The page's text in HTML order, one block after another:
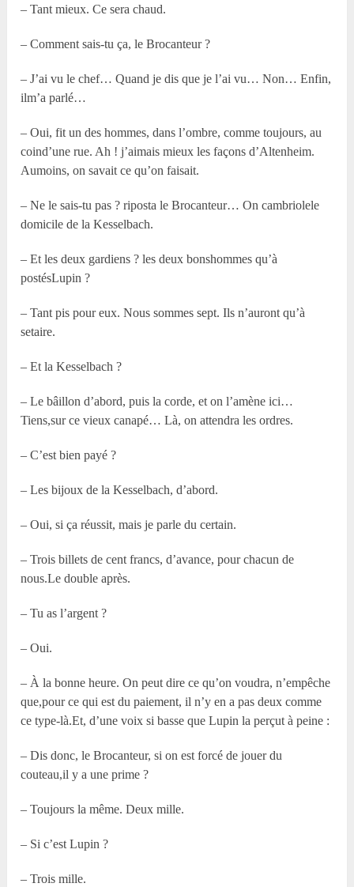
– Tant mieux. Ce sera chaud.
– Comment sais-tu ça, le Brocanteur ?
– J’ai vu le chef… Quand je dis que je l’ai vu… Non… Enfin,
ilm’a parlé…
– Oui, fit un des hommes, dans l’ombre, comme toujours, au
coind’une rue. Ah ! j’aimais mieux les façons d’Altenheim.
Aumoins, on savait ce qu’on faisait.
– Ne le sais-tu pas ? riposta le Brocanteur… On cambriolele
domicile de la Kesselbach.
– Et les deux gardiens ? les deux bonshommes qu’à
postésLupin ?
– Tant pis pour eux. Nous sommes sept. Ils n’auront qu’à
setaire.
– Et la Kesselbach ?
– Le bâillon d’abord, puis la corde, et on l’amène ici…
Tiens,sur ce vieux canapé… Là, on attendra les ordres.
– C’est bien payé ?
– Les bijoux de la Kesselbach, d’abord.
– Oui, si ça réussit, mais je parle du certain.
– Trois billets de cent francs, d’avance, pour chacun de
nous.Le double après.
– Tu as l’argent ?
– Oui.
– À la bonne heure. On peut dire ce qu’on voudra, n’empêche
que,pour ce qui est du paiement, il n’y en a pas deux comme
ce type-là.Et, d’une voix si basse que Lupin la perçut à peine :
– Dis donc, le Brocanteur, si on est forcé de jouer du
couteau,il y a une prime ?
– Toujours la même. Deux mille.
– Si c’est Lupin ?
– Trois mille.